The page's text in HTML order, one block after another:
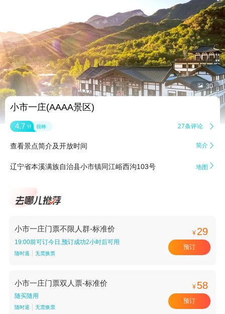
 30
小市一庄(AAAA景区)
4.7 分 很棒 27条评论 
查看景点简介及开放时间 简介 
辽宁省本溪满族自治县小市镇同江峪西沟103号 地图 
小市一庄门票不限人群-标准价
19:00前可订今日,预订成功2小时后可用
随时退 无需换票
¥ 29
预订
小市一庄门票双人票-标准价
随买随用
随时退 无需换票
¥ 58
预订